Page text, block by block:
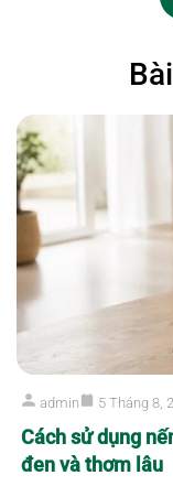
Họ và tên
Tiêu đề
admin 5 Tháng 8,
Cách sử dụng
đen và thơm lâu